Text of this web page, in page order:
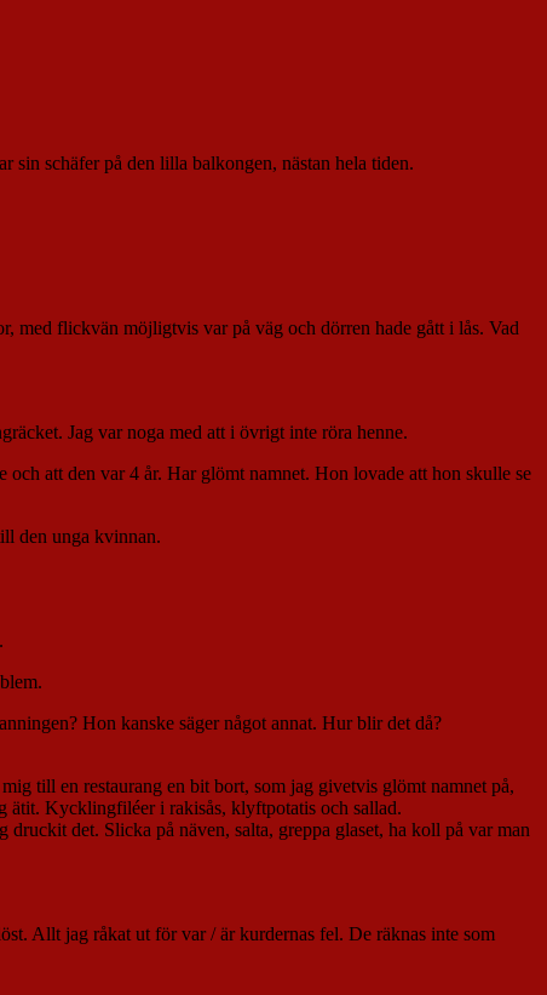
sin schäfer på den lilla balkongen, nästan hela tiden.
med flickvän möjligtvis var på väg och dörren hade gått i lås. Vad
Jag var noga med att i övrigt inte röra henne.
och att den var 4 år. Har glömt namnet. Hon lovade att hon skulle se
den unga kvinnan.
Hon kanske säger något annat. Hur blir det då?
till en restaurang en bit bort, som jag givetvis glömt namnet på,
ätit. Kycklingfiléer i rakisås, klyftpotatis och sallad.
det. Slicka på näven, salta, greppa glaset, ha koll på var man
Allt jag råkat ut för var / är kurdernas fel. De räknas inte som